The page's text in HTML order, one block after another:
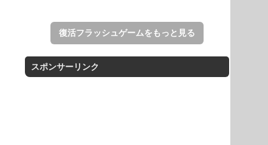
復活フラッシュゲームをもっと見る
スポンサーリンク